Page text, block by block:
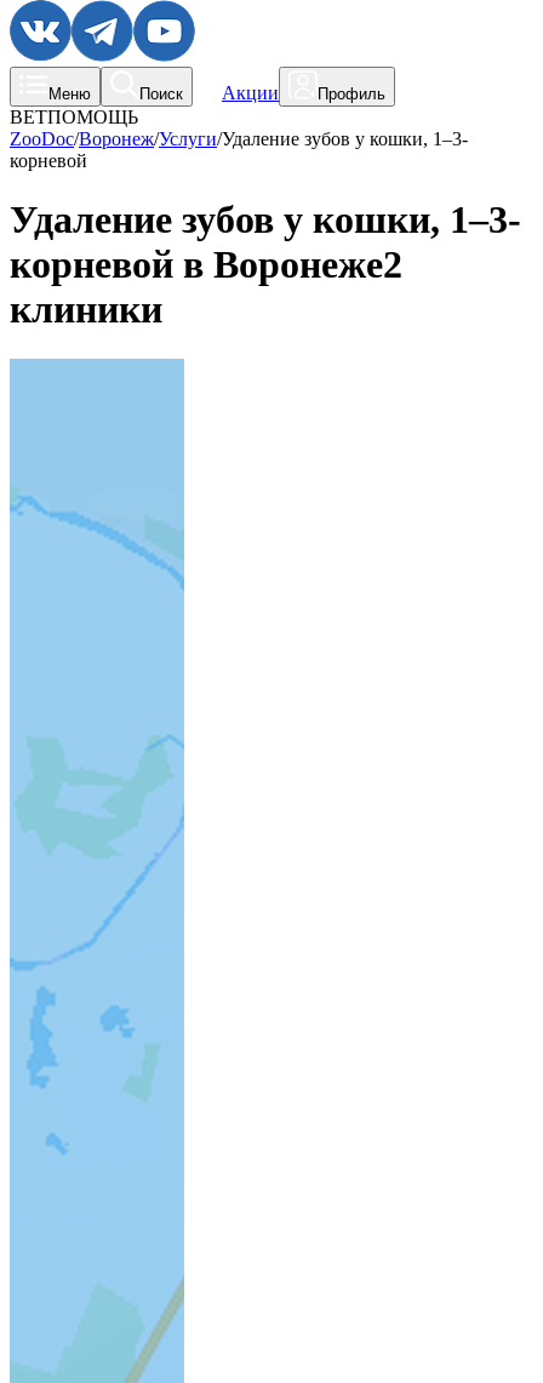
Меню Поиск Акции Профиль
ВЕТПОМОЩЬ
ZooDoc/Воронеж/Услуги/Удаление зубов у кошки, 1–3-
корневой
Удаление зубов у кошки, 1–3-
корневой в Воронеже2
клиники